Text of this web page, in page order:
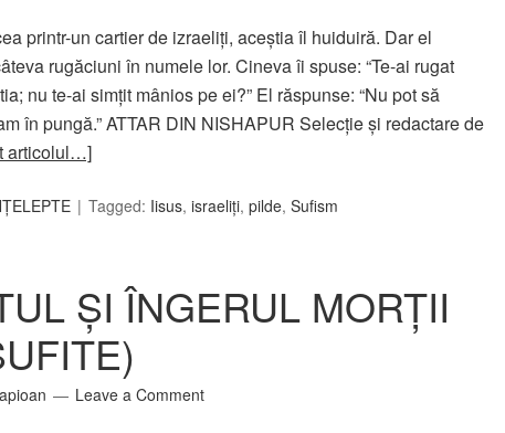
printr-un cartier de izraeliţi, aceştia îl huiduiră. Dar el
rugăciuni în numele lor. Cineva îi spuse: “Te-ai rugat
nu te-ai simţit mânios pe ei?” El răspunse: “Nu pot să
în pungă.” ATTAR DIN NISHAPUR Selecţie şi redactare de
articolul…]
Tagged: Iisus, israeliţi, pilde, Sufism
ŞI ÎNGERUL MORŢII
Leave a Comment